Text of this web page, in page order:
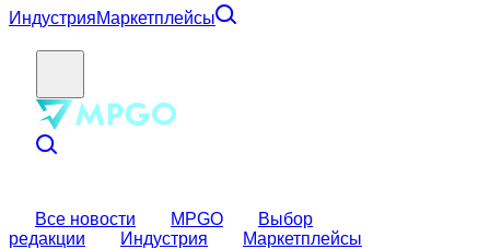
ИндустрияМаркетплейсы
Все новости MPGO
Выбор
редакции
Индустрия Маркетплейсы